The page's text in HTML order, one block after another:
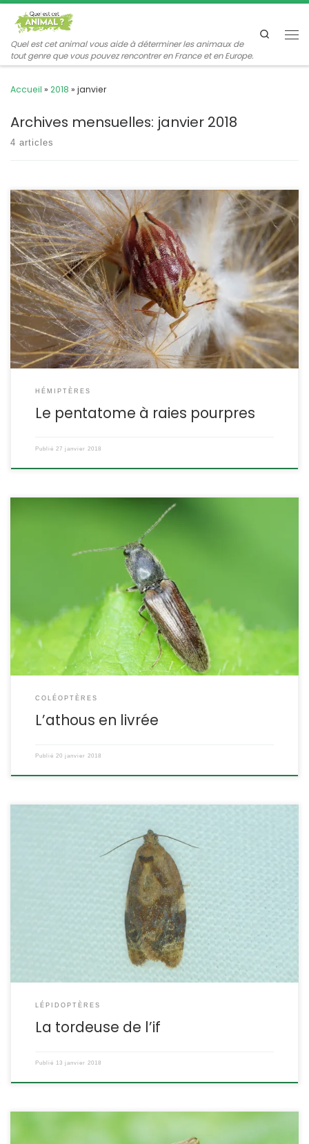
Passer au contenu
Quel est cet animal vous aide à déterminer les animaux de
tout genre que vous pouvez rencontrer en France et en Europe.
Search
Accueil » 2018 » janvier
Archives mensuelles: janvier 2018
4 articles
C’est une punaise ovale, bariolée, dont le scutellum recouvre tout
le corps et masque les ailes. Plus fréquente dans le sud, on la
rencontre cependant dans une bonne partie de l’Europe.
Odontotarsus purpureolineatus Rossi,1790 POSITION
SYSTÉMATIQUE : Insecte, Hémiptère, Hétéroptère Famille des
Scutelleridae Les Scutelleridae sont reconnaissable à la taille de
leur scutellum […]
HÉMIPTÈRES
Le pentatome à raies pourpres
Publié 27 janvier 2018
Ce taupin est très commun dans les endroits boisés. Assez
variable de coloration, on le reconnaît à ses élytres qui présentent
deux couleurs. Athous vittatus Gmelin,1790 (L’espèce est parfois
attribuée à Fabricius,1793). L’athous à bandes claires L’athous à
bandelettes POSITION SYSTÉMATIQUE : Insecte Coléoptère Famille
des Elateridae ETYMOLOGIE : Athous veut dire « inoffensif » et […]
COLÉOPTÈRES
L’athous en livrée
Publié 20 janvier 2018
Les tordeuses doivent leur nom au fait que leurs chenilles
s’abritent dans une feuille enroulée. Celle-ci est très commune et
fréquente les jardins, les chenilles se satisfont de très
nombreuses espèces végétales. Ditula angustiorana Haworth,1811
POSITION SYSTÉMATIQUE : Insecte Lépidoptère Hétérocère Famille
des Tortricidae ETYMOLOGIE : angustiorana veut dire « étroite » En
LÉPIDOPTÈRES
La tordeuse de l’if
Publié 13 janvier 2018